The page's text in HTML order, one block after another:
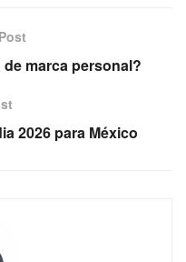
marca personal?
2026 para México